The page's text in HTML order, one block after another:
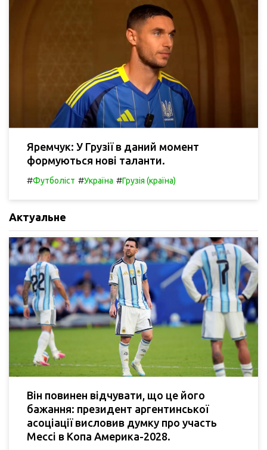
Яремчук: У Грузії в даний момент
формуються нові таланти.
#Футболіст #Україна #Грузія (країна)
Актуальне
Він повинен відчувати, що це його
бажання: президент аргентинської
асоціації висловив думку про участь
Мессі в Копа Америка-2028.